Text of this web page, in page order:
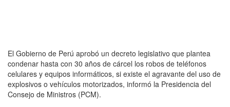
El Gobierno de Perú aprobó un decreto legislativo que plantea
condenar hasta con 30 años de cárcel los robos de teléfonos
celulares y equipos informáticos, si existe el agravante del uso de
explosivos o vehículos motorizados, informó la Presidencia del
Consejo de Ministros (PCM).